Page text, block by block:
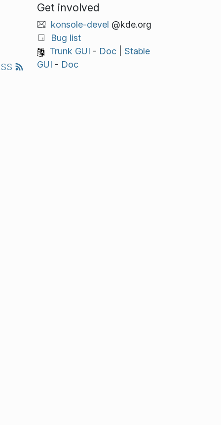
Get involved
konsole-devel @kde.org
Bug list
Trunk GUI - Doc| Stable
GUI - Doc